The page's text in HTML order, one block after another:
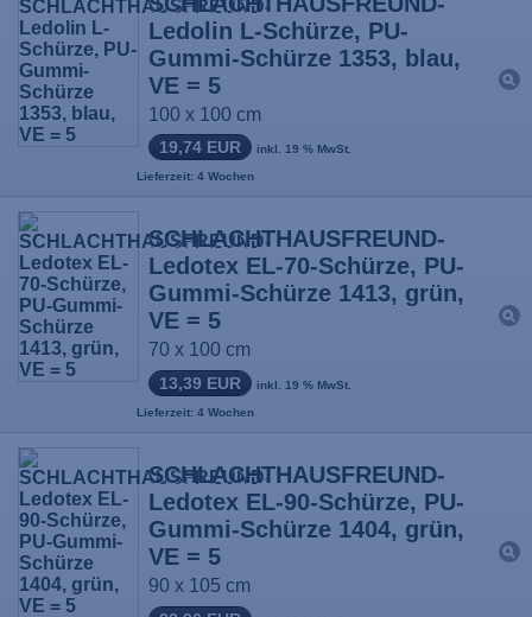
Ledolin L-Schürze, PU-
Gummi-Schürze 1353, blau,
VE = 5
100 x 100 cm
19,74 EUR inkl. 19 % MwSt.
Lieferzeit: 4 Wochen
SCHLACHTHAUSFREUND-
Ledotex EL-70-Schürze, PU-
Gummi-Schürze 1413, grün,
VE = 5
70 x 100 cm
13,39 EUR inkl. 19 % MwSt.
Lieferzeit: 4 Wochen
SCHLACHTHAUSFREUND-
Ledotex EL-90-Schürze, PU-
Gummi-Schürze 1404, grün,
VE = 5
90 x 105 cm